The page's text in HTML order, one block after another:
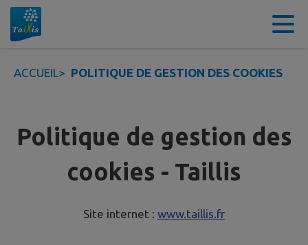
Contenu
ACCUEIL> POLITIQUE DE GESTION DES COOKIES
Politique de gestion des
cookies - Taillis
Site internet : www.taillis.fr